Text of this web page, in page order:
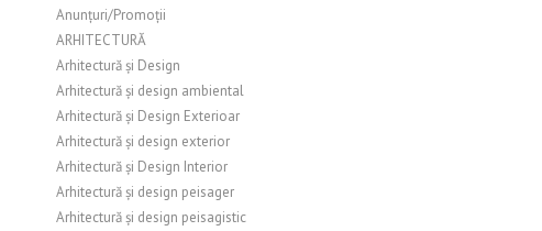
Anunțuri/Promoții
ARHITECTURĂ
Arhitectură și Design
Arhitectură și design ambiental
Arhitectură și Design Exterioar
Arhitectură și design exterior
Arhitectură și Design Interior
Arhitectură și design peisager
Arhitectură și design peisagistic